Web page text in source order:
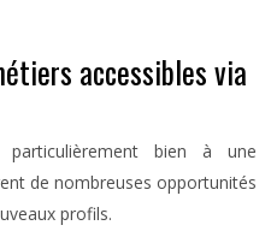
accessibles via
bien à une
de nombreuses opportunités
profils.